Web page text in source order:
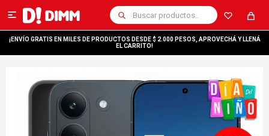

¡ENVÍO GRATIS EN MILES DE PRODUCTOS DESDE $ 2.000 PESOS, APROVECHÁ Y LLENÁ
EL CARRITO!